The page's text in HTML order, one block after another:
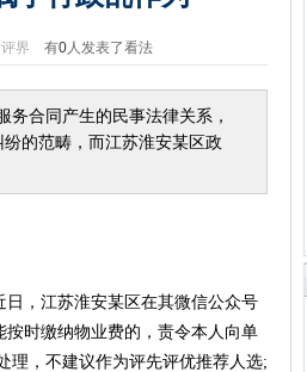
界 有0人发表了看法
合同产生的民事法律关系，
的范畴，而江苏淮安某区政
，江苏淮安某区在其微信公众号
时缴纳物业费的，责令本人向单
理，不建议作为评先评优推荐人选;